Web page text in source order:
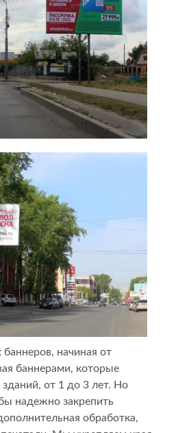
начиная от
баннерами, которые
от 1 до 3 лет. Но
надежно закрепить
обработка,